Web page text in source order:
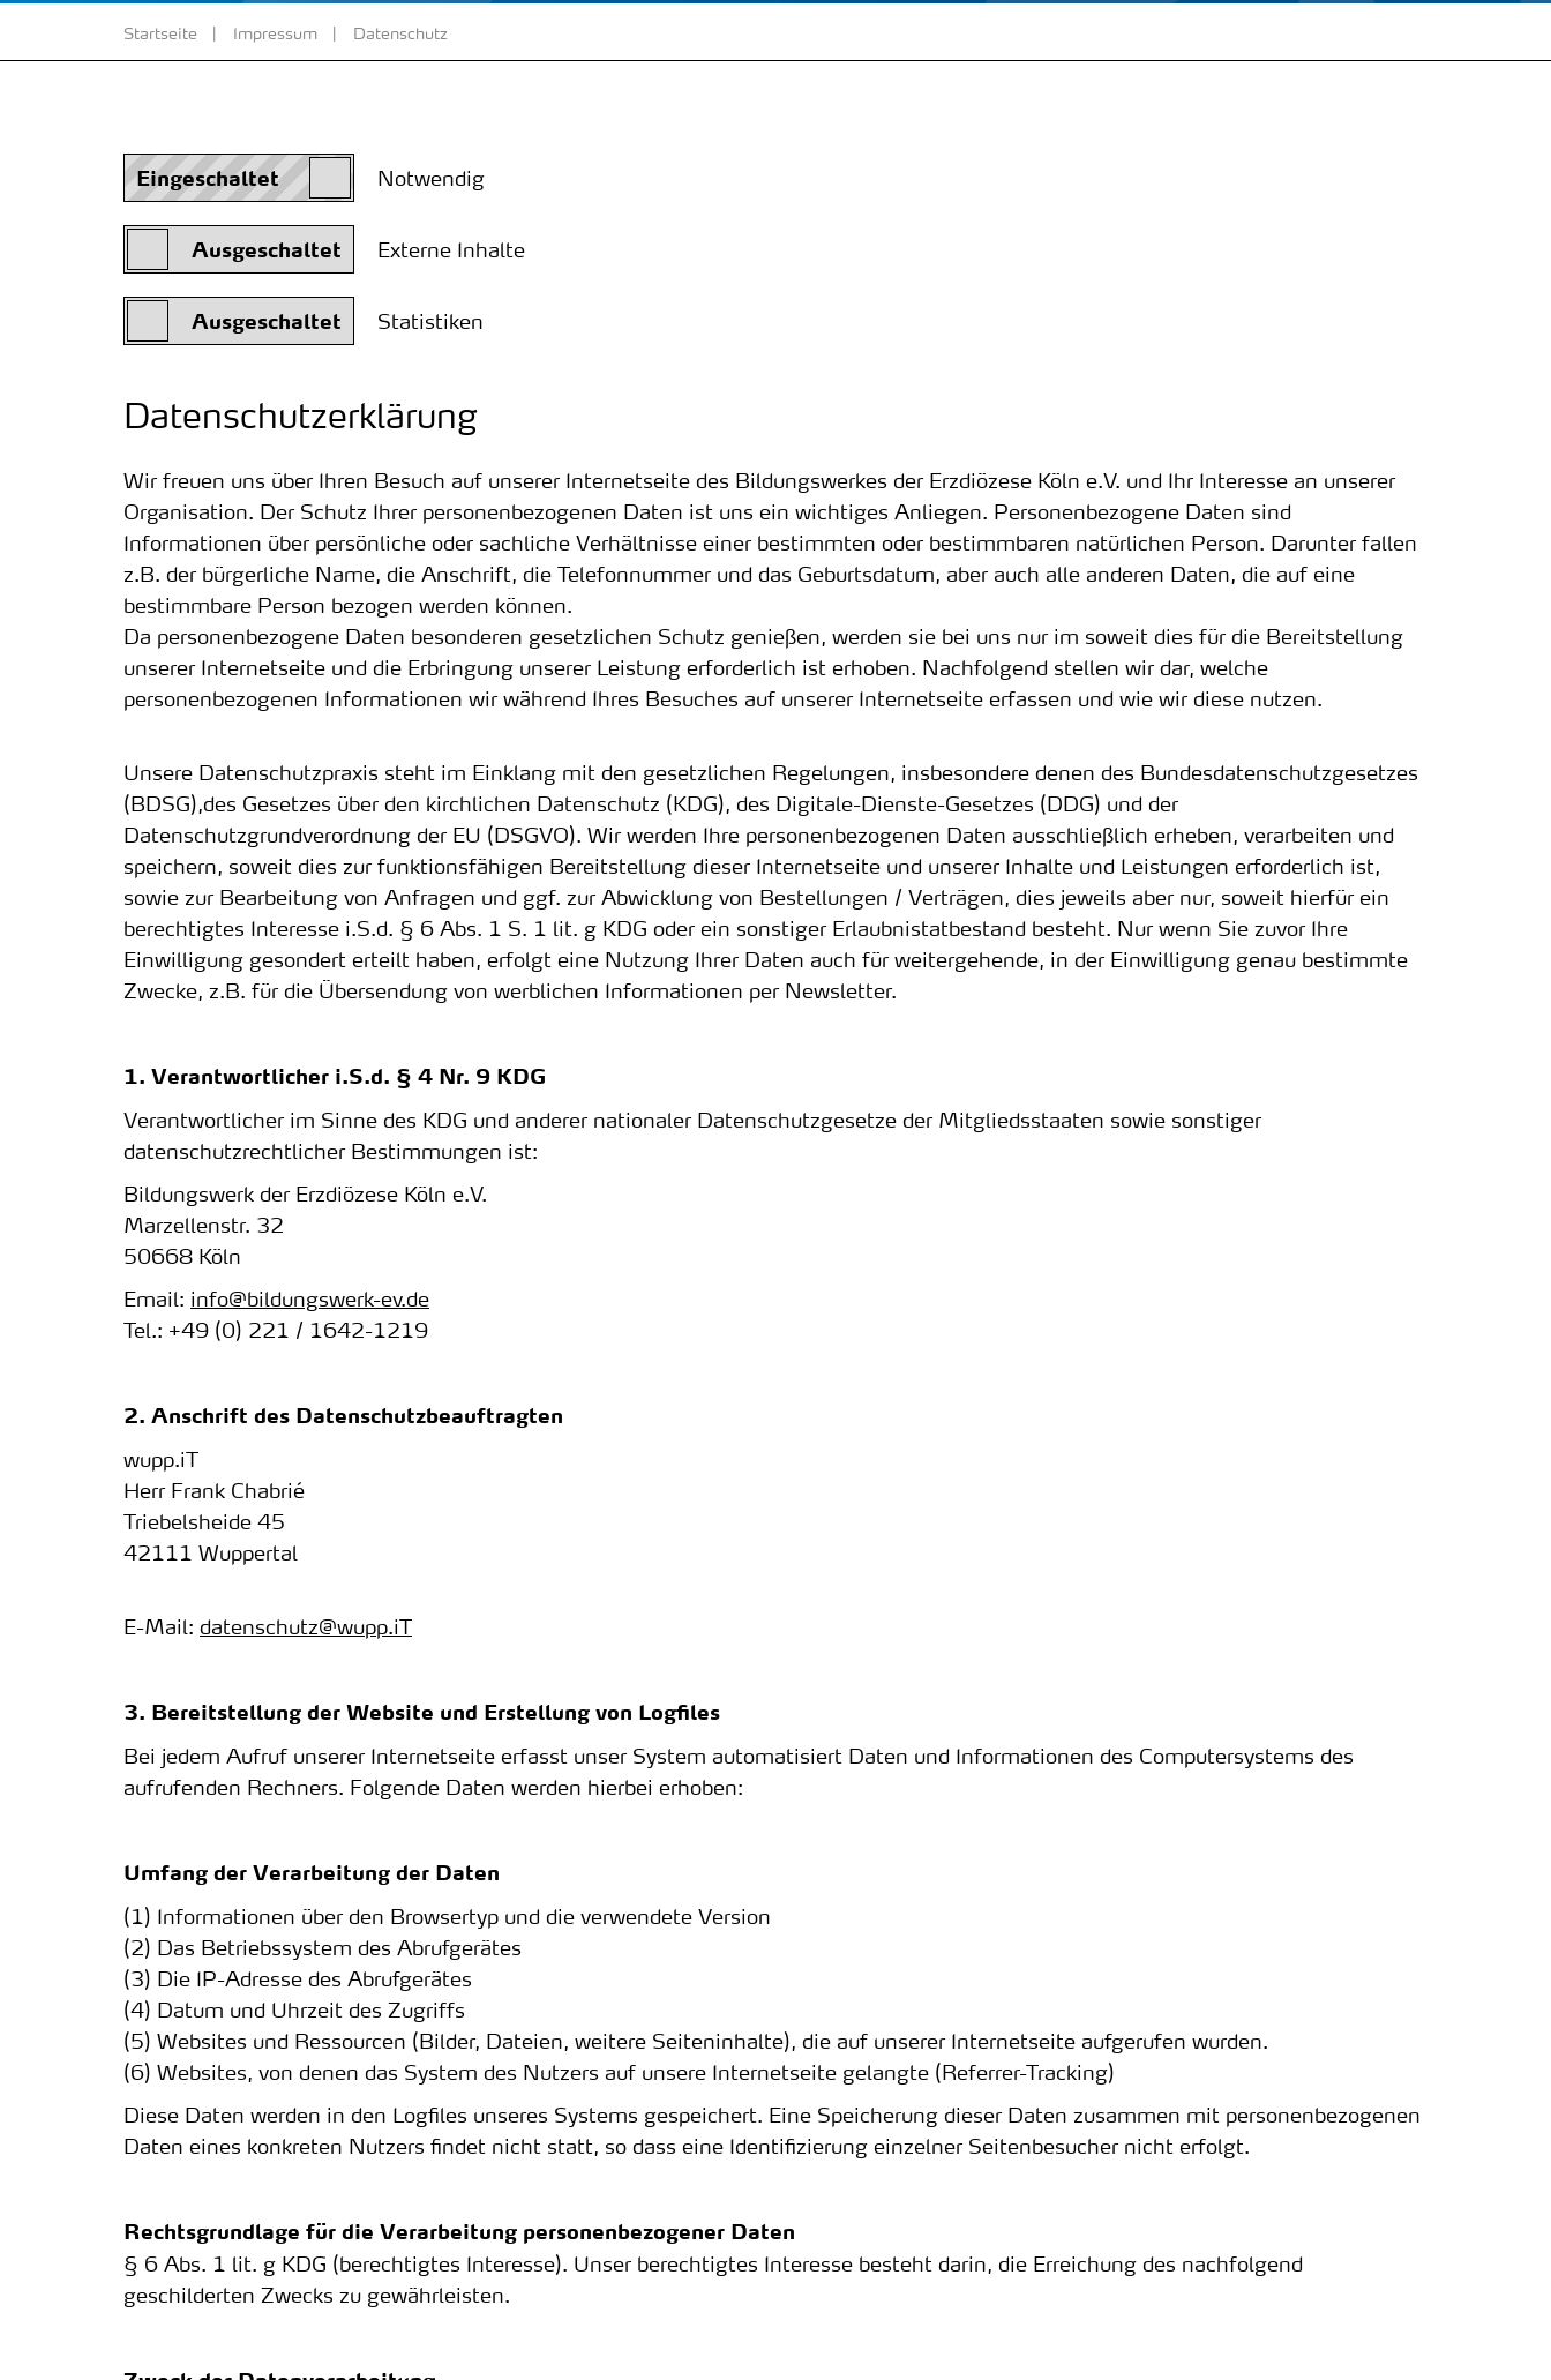
Startseite Impressum Datenschutz
Notwendig
Externe Inhalte
Statistiken
Datenschutzerklärung
Wir freuen uns über Ihren Besuch auf unserer Internetseite des Bildungswerkes der Erzdiözese Köln e.V. und Ihr Interesse an unserer
Organisation. Der Schutz Ihrer personenbezogenen Daten ist uns ein wichtiges Anliegen. Personenbezogene Daten sind
Informationen über persönliche oder sachliche Verhältnisse einer bestimmten oder bestimmbaren natürlichen Person. Darunter fallen
z.B. der bürgerliche Name, die Anschrift, die Telefonnummer und das Geburtsdatum, aber auch alle anderen Daten, die auf eine
bestimmbare Person bezogen werden können.
Da personenbezogene Daten besonderen gesetzlichen Schutz genießen, werden sie bei uns nur im soweit dies für die Bereitstellung
unserer Internetseite und die Erbringung unserer Leistung erforderlich ist erhoben. Nachfolgend stellen wir dar, welche
personenbezogenen Informationen wir während Ihres Besuches auf unserer Internetseite erfassen und wie wir diese nutzen.
Unsere Datenschutzpraxis steht im Einklang mit den gesetzlichen Regelungen, insbesondere denen des Bundesdatenschutzgesetzes
(BDSG),des Gesetzes über den kirchlichen Datenschutz (KDG), des Digitale-Dienste-Gesetzes (DDG) und der
Datenschutzgrundverordnung der EU (DSGVO). Wir werden Ihre personenbezogenen Daten ausschließlich erheben, verarbeiten und
speichern, soweit dies zur funktionsfähigen Bereitstellung dieser Internetseite und unserer Inhalte und Leistungen erforderlich ist,
sowie zur Bearbeitung von Anfragen und ggf. zur Abwicklung von Bestellungen / Verträgen, dies jeweils aber nur, soweit hierfür ein
berechtigtes Interesse i.S.d. § 6 Abs. 1 S. 1 lit. g KDG oder ein sonstiger Erlaubnistatbestand besteht. Nur wenn Sie zuvor Ihre
Einwilligung gesondert erteilt haben, erfolgt eine Nutzung Ihrer Daten auch für weitergehende, in der Einwilligung genau bestimmte
Zwecke, z.B. für die Übersendung von werblichen Informationen per Newsletter.
1. Verantwortlicher i.S.d. § 4 Nr. 9 KDG
Verantwortlicher im Sinne des KDG und anderer nationaler Datenschutzgesetze der Mitgliedsstaaten sowie sonstiger
datenschutzrechtlicher Bestimmungen ist:
Bildungswerk der Erzdiözese Köln e.V.
Marzellenstr. 32
50668 Köln
Email: info@bildungswerk-ev.de
Tel.: +49 (0) 221 / 1642-1219
2. Anschrift des Datenschutzbeauftragten
wupp.iT
Herr Frank Chabrié
Triebelsheide 45
42111 Wuppertal
E-Mail: datenschutz@wupp.iT
3. Bereitstellung der Website und Erstellung von Logfiles
Bei jedem Aufruf unserer Internetseite erfasst unser System automatisiert Daten und Informationen des Computersystems des
aufrufenden Rechners. Folgende Daten werden hierbei erhoben:
Umfang der Verarbeitung der Daten
(1) Informationen über den Browsertyp und die verwendete Version
(2) Das Betriebssystem des Abrufgerätes
(3) Die IP-Adresse des Abrufgerätes
(4) Datum und Uhrzeit des Zugriffs
(5) Websites und Ressourcen (Bilder, Dateien, weitere Seiteninhalte), die auf unserer Internetseite aufgerufen wurden.
(6) Websites, von denen das System des Nutzers auf unsere Internetseite gelangte (Referrer-Tracking)
Diese Daten werden in den Logfiles unseres Systems gespeichert. Eine Speicherung dieser Daten zusammen mit personenbezogenen
Daten eines konkreten Nutzers findet nicht statt, so dass eine Identifizierung einzelner Seitenbesucher nicht erfolgt.
Rechtsgrundlage für die Verarbeitung personenbezogener Daten
§ 6 Abs. 1 lit. g KDG (berechtigtes Interesse). Unser berechtigtes Interesse besteht darin, die Erreichung des nachfolgend
geschilderten Zwecks zu gewährleisten.